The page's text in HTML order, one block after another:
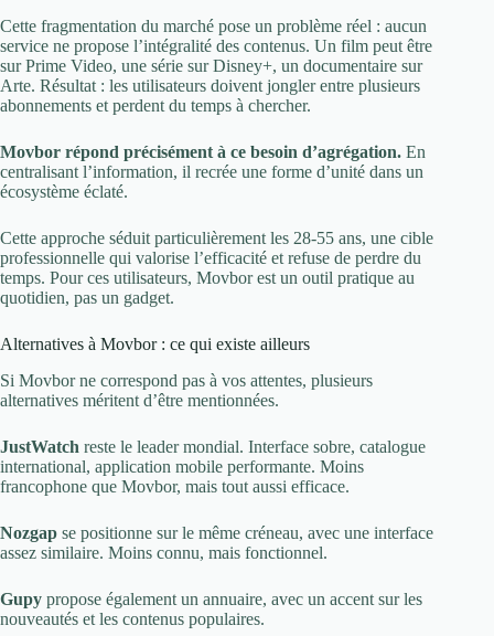
Cette fragmentation du marché pose un problème réel : aucun
service ne propose l’intégralité des contenus. Un film peut être
sur Prime Video, une série sur Disney+, un documentaire sur
Arte. Résultat : les utilisateurs doivent jongler entre plusieurs
abonnements et perdent du temps à chercher.
Movbor répond précisément à ce besoin d’agrégation. En
centralisant l’information, il recrée une forme d’unité dans un
écosystème éclaté.
Cette approche séduit particulièrement les 28-55 ans, une cible
professionnelle qui valorise l’efficacité et refuse de perdre du
temps. Pour ces utilisateurs, Movbor est un outil pratique au
quotidien, pas un gadget.
Alternatives à Movbor : ce qui existe ailleurs
Si Movbor ne correspond pas à vos attentes, plusieurs
alternatives méritent d’être mentionnées.
JustWatch reste le leader mondial. Interface sobre, catalogue
international, application mobile performante. Moins
francophone que Movbor, mais tout aussi efficace.
Nozgap se positionne sur le même créneau, avec une interface
assez similaire. Moins connu, mais fonctionnel.
Gupy propose également un annuaire, avec un accent sur les
nouveautés et les contenus populaires.